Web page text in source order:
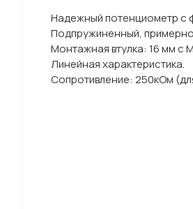
Надежный потенциометр с
Подпружиненный,
Монтажная втулка: 16 мм с
Линейная характеристика.
Сопротивление: 250кОм